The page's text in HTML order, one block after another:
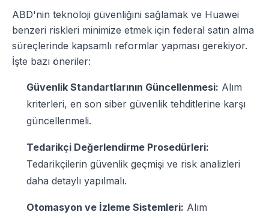
ABD'nin teknoloji güvenliğini sağlamak ve Huawei
benzeri riskleri minimize etmek için federal satın alma
süreçlerinde kapsamlı reformlar yapması gerekiyor.
İşte bazı öneriler:
Güvenlik Standartlarının Güncellenmesi: Alım
kriterleri, en son siber güvenlik tehditlerine karşı
güncellenmeli.
Tedarikçi Değerlendirme Prosedürleri:
Tedarikçilerin güvenlik geçmişi ve risk analizleri
daha detaylı yapılmalı.
Otomasyon ve İzleme Sistemleri: Alım